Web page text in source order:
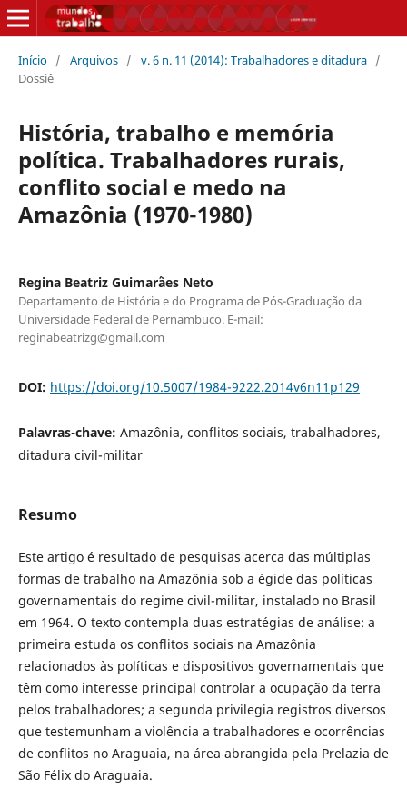
Início / Arquivos / v. 6 n. 11 (2014): Trabalhadores e ditadura /
Dossiê
História, trabalho e memória
política. Trabalhadores rurais,
conflito social e medo na
Amazônia (1970-1980)
Regina Beatriz Guimarães Neto
Departamento de História e do Programa de Pós-Graduação da
Universidade Federal de Pernambuco. E-mail:
reginabeatrizg@gmail.com
DOI: https://doi.org/10.5007/1984-9222.2014v6n11p129
Palavras-chave: Amazônia, conflitos sociais, trabalhadores,
ditadura civil-militar
Resumo
Este artigo é resultado de pesquisas acerca das múltiplas
formas de trabalho na Amazônia sob a égide das políticas
governamentais do regime civil-militar, instalado no Brasil
em 1964. O texto contempla duas estratégias de análise: a
primeira estuda os conflitos sociais na Amazônia
relacionados às políticas e dispositivos governamentais que
têm como interesse principal controlar a ocupação da terra
pelos trabalhadores; a segunda privilegia registros diversos
que testemunham a violência a trabalhadores e ocorrências
de conflitos no Araguaia, na área abrangida pela Prelazia de
São Félix do Araguaia.